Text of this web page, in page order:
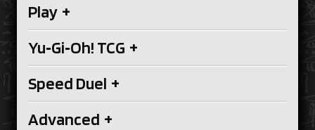
Play +
Yu‑Gi‑Oh! TCG +
Speed Duel +
Advanced +